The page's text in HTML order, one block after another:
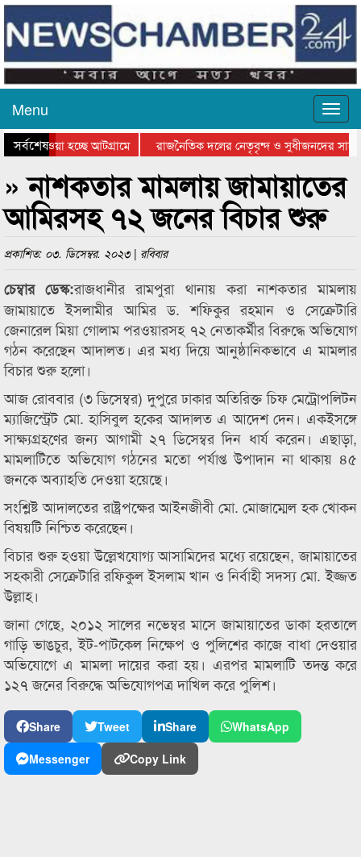
Menu
সর্বশেষ
যাওয়া হচ্ছে আটগ্রামে
রাজনৈতিক দলের নেতৃবৃন্দ ও সুধীজনদের সাথে
» নাশকতার মামলায় জামায়াতের
আমিরসহ ৭২ জনের বিচার শুরু
প্রকাশিত: ০৩. ডিসেম্বর. ২০২৩ | রবিবার
চেম্বার ডেস্ক:রাজধানীর রামপুরা থানায় করা নাশকতার মামলায়
জামায়াতে ইসলামীর আমির ড. শফিকুর রহমান ও সেক্রেটারি
জেনারেল মিয়া গোলাম পরওয়ারসহ ৭২ নেতাকর্মীর বিরুদ্ধে অভিযোগ
গঠন করেছেন আদালত। এর মধ্য দিয়ে আনুষ্ঠানিকভাবে এ মামলার
বিচার শুরু হলো।
আজ রোববার (৩ ডিসেম্বর) দুপুরে ঢাকার অতিরিক্ত চিফ মেট্রোপলিটন
ম্যাজিস্ট্রেট মো. হাসিবুল হকের আদালত এ আদেশ দেন। একইসঙ্গে
সাক্ষ্যগ্রহণের জন্য আগামী ২৭ ডিসেম্বর দিন ধার্য করেন। এছাড়া,
মামলাটিতে অভিযোগ গঠনের মতো পর্যাপ্ত উপাদান না থাকায় ৪৫
জনকে অব্যাহতি দেওয়া হয়েছে।
সংশ্লিষ্ট আদালতের রাষ্ট্রপক্ষের আইনজীবী মো. মোজাম্মেল হক খোকন
বিষয়টি নিশ্চিত করেছেন।
বিচার শুরু হওয়া উল্লেখযোগ্য আসামিদের মধ্যে রয়েছেন, জামায়াতের
সহকারী সেক্রেটারি রফিকুল ইসলাম খান ও নির্বাহী সদস্য মো. ইজ্জত
উল্লাহ।
জানা গেছে, ২০১২ সালের নভেম্বর মাসে জামায়াতের ডাকা হরতালে
গাড়ি ভাঙচুর, ইট-পাটকেল নিক্ষেপ ও পুলিশের কাজে বাধা দেওয়ার
অভিযোগে এ মামলা দায়ের করা হয়। এরপর মামলাটি তদন্ত করে
১২৭ জনের বিরুদ্ধে অভিযোগপত্র দাখিল করে পুলিশ।
Share Tweet Share
WhatsApp
Messenger
Copy Link